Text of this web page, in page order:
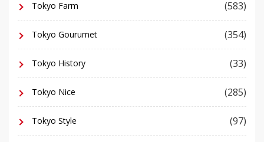
Tokyo Farm (583)
Tokyo Gourumet (354)
Tokyo History (33)
Tokyo Nice (285)
Tokyo Style (97)